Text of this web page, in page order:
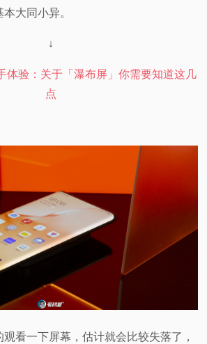
大同小异。
↓
体验：关于「瀑布屏」你需要知道这几
点
看一下屏幕，估计就会比较失落了，